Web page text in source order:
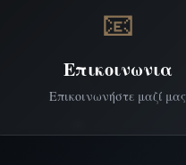
📧
Επικοινωνια
Επικοινωνήστε μαζί μας